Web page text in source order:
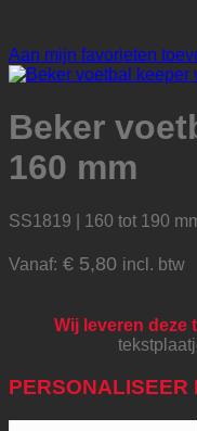
Aan mijn favorieten
Beker
160 mm
SS1819 | 160 tot 190
Vanaf: € 5,80 incl. btw
Wij leveren deze
PERSONALISEER